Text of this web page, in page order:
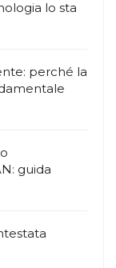
lo sta
perché la
guida